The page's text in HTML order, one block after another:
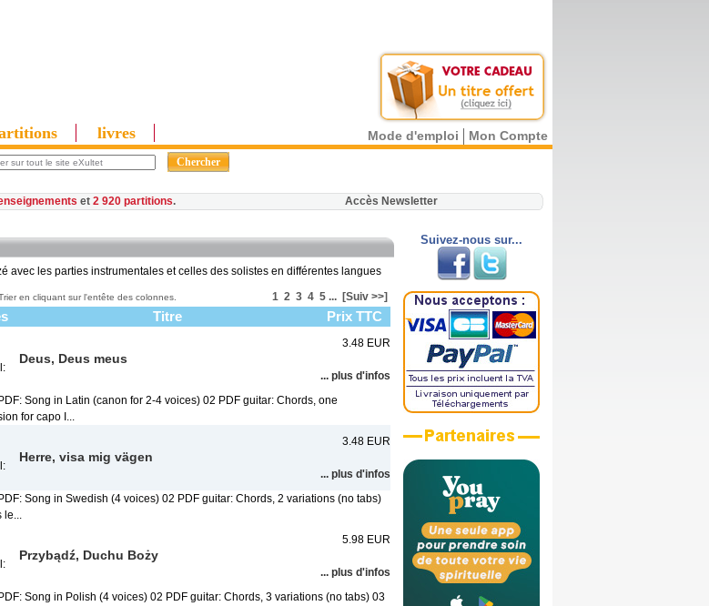
livres Mode d'emploi Mon Compte
et 2 920 partitions. Accès Newsletter
avec les parties instrumentales et celles des solistes en différentes langues
en cliquant sur l'entête des colonnes. 1 2 3 4 5 ... [Suiv >>]
Titre Prix TTC
Deus, Deus meus
3.48 EUR
... plus d'infos
Song in Latin (canon for 2-4 voices) 02 PDF guitar: Chords, one
for capo I...
Herre, visa mig vägen
3.48 EUR
... plus d'infos
Song in Swedish (4 voices) 02 PDF guitar: Chords, 2 variations (no tabs)
le...
Przybądź, Duchu Boży
5.98 EUR
... plus d'infos
Song in Polish (4 voices) 02 PDF guitar: Chords, 3 variations (no tabs) 03
Suivez-nous sur...